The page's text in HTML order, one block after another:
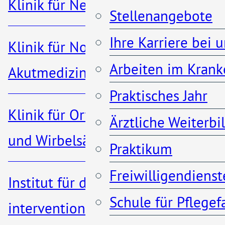
Klinik für Nephrologie
Klinik für Notfall- und
Akutmedizin
Klinik für Orthopädie, Unfall-
und Wirbelsäulenchirurgie
Institut für diagnostische und
interventionelle Radiologie
Stellenangebote
Ihre Karriere bei
Arbeiten im
Praktisches Jahr
Ärztliche
Praktikum
Schule für
Hingsen zu erleben. Er
berichtete über Wege zu
körperlicher Fitness und
mehr Lebensqualität und
Gesundheit.
Wie in den Vorjahren stand
Veranstaltung unter
Schirmherrschaft der